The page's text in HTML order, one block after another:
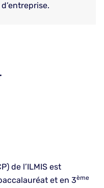
de l’ILMIS est
et en 3ème